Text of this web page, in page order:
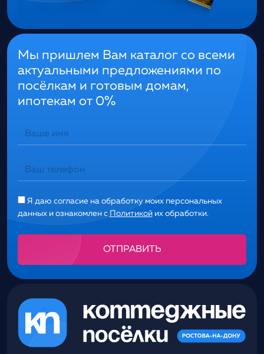
Мы пришлем Вам каталог со всеми
актуальными предложениями по
посёлкам и готовым домам,
ипотекам от 0%
Я даю согласие на обработку моих персональных
данных и ознакомлен с Политикойих обработки.